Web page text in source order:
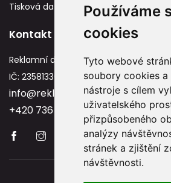
Používáme
cookies
Tyto webové
soubory cookies
nástroje s cílem
uživatelského
přizpůsobeného
analýzy
stránek a zjištění
návštěvnosti.
Tisková data
Kontakt
Reklamní dárky
IČ: 23581336
info@reklamnidarky.cz
+420 736 787 715
Copyright © 2026